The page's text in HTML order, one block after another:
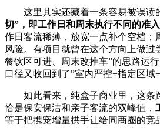
这里其实还藏着一条容易被误
切”，即工作日和周末执行不同的准入
作日客流稀薄，放宽一点补个空档；
风险。有项目就曾在这个方向上做过
餐饮区可进、周末改推车”的思路运
口径又收回到了”室内严控+指定区域+
如此看来，纯盒子商业里，这条
恰是保安保洁和亲子客流的双峰值，
等于把携宠增量拱手让给同商圈的竞